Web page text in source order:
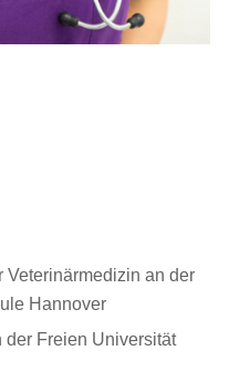
Veterinärmedizin an der
Hannover
der Freien Universität